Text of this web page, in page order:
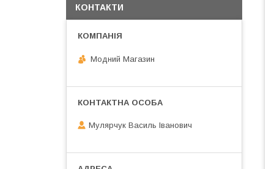
КОНТАКТИ
Модний Магазин
Мулярчук Василь Іванович